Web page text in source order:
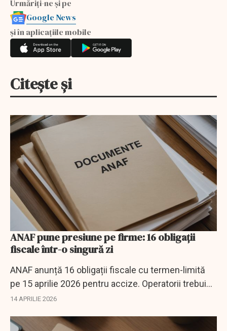
Urmăriți-ne și pe
Google News
și în aplicațiile mobile
Citește și
ANAF pune presiune pe firme: 16 obligații
fiscale într-o singură zi
ANAF anunță 16 obligații fiscale cu termen-limită
pe 15 aprilie 2026 pentru accize. Operatorii trebuie
să depună situații și jurnale detaliate.
14 APRILIE 2026